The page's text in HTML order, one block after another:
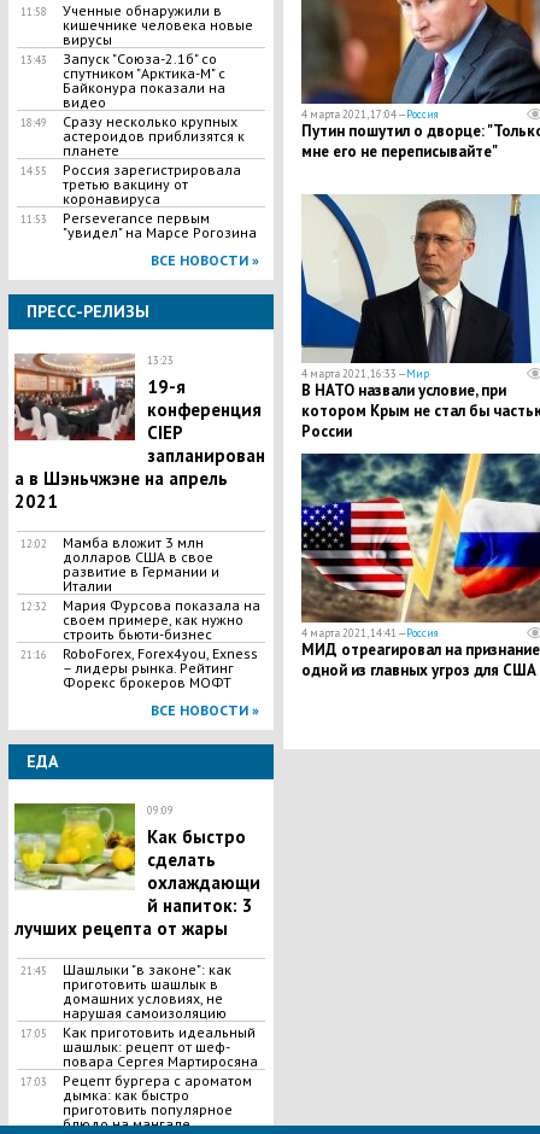
11:58
​Ученные обнаружили в
кишечнике человека новые
вирусы
13:43
Запуск "Союза-2.1б" со
спутником "Арктика-М" с
Байконура показали на
видео
18:49
Сразу несколько крупных
астероидов приблизятся к
планете
14:55
Россия зарегистрировала
третью вакцину от
коронавируса
11:53
Perseverance первым
"увидел" на Марсе Рогозина
ВСЕ НОВОСТИ »
ПРЕСС-РЕЛИЗЫ
13:23
19-я
конференция
CIEP
запланирован
а в Шэньчжэне на апрель
2021
12:02
Мамба вложит 3 млн
долларов США в свое
развитие в Германии и
Италии
12:32
Мария Фурсова показала на
своем примере, как нужно
строить бьюти-бизнес
21:16
RoboForex, Forex4you, Exness
– лидеры рынка. Рейтинг
Форекс брокеров МОФТ
ВСЕ НОВОСТИ »
ЕДА
09:09
Как быстро
сделать
охлаждающи
й напиток: 3
лучших рецепта от жары
21:45
Шашлыки "в законе": как
приготовить шашлык в
домашних условиях, не
нарушая самоизоляцию
17:05
Как приготовить идеальный
шашлык​: рецепт от шеф-
повара Сергея Мартиросяна
17:03
Рецепт бургера с ароматом
дымка: как быстро
приготовить популярное
блюдо на мангале
4 марта 2021, 17:04 —Россия
Путин пошутил о дворце:
мне его не переписывайте"
4 марта 2021, 16:33 —Мир
В НАТО назвали условие, при
котором Крым не стал бы
России
4 марта 2021, 14:41 —Россия
МИД отреагировал на
одной из главных угроз для США